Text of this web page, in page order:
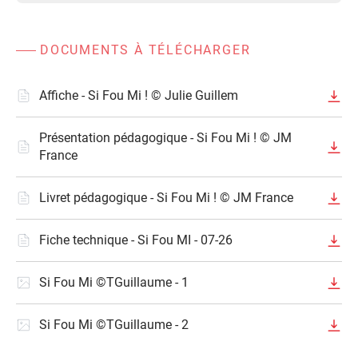
DOCUMENTS À TÉLÉCHARGER
Affiche - Si Fou Mi ! © Julie Guillem
Présentation pédagogique - Si Fou Mi ! © JM
France
Livret pédagogique - Si Fou Mi ! © JM France
Fiche technique - Si Fou MI - 07-26
Si Fou Mi ©TGuillaume - 1
Si Fou Mi ©TGuillaume - 2